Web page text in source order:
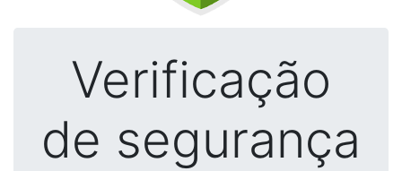
Verificação
de segurança